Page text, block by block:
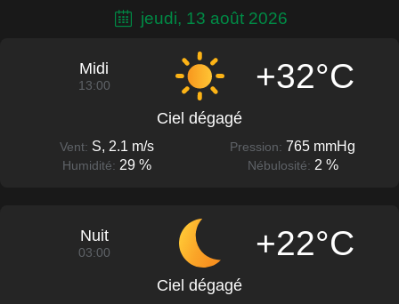
jeudi, 13 août 2026
Midi
13:00 +32°C
Ciel dégagé
Vent: S, 2.1 m/s Pression: 765 mmHg
Humidité: 29 % Nébulosité: 2 %
Nuit
03:00 +22°C
Ciel dégagé